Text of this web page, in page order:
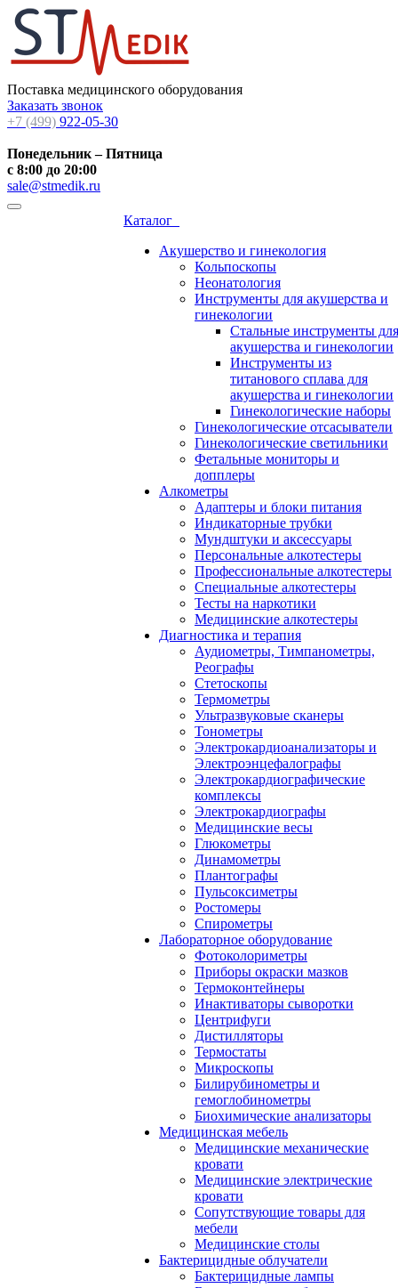
Поставка медицинского оборудования
Заказать звонок
+7 (499) 922-05-30
Понедельник – Пятница
с 8:00 до 20:00
sale@stmedik.ru
Каталог
Акушерство и гинекология
Кольпоскопы
Неонатология
Инструменты для акушерства и
гинекологии
Стальные инструменты для
акушерства и гинекологии
Инструменты из
титанового сплава для
акушерства и гинекологии
Гинекологические наборы
Гинекологические отсасыватели
Гинекологические светильники
Фетальные мониторы и
допплеры
Алкометры
Адаптеры и блоки питания
Индикаторные трубки
Мундштуки и аксессуары
Персональные алкотестеры
Профессиональные алкотестеры
Специальные алкотестеры
Тесты на наркотики
Медицинские алкотестеры
Диагностика и терапия
Аудиометры, Тимпанометры,
Реографы
Стетоскопы
Термометры
Ультразвуковые сканеры
Тонометры
Электрокардиоанализаторы и
Электроэнцефалографы
Электрокардиографические
комплексы
Электрокардиографы
Медицинские весы
Глюкометры
Динамометры
Плантографы
Пульсоксиметры
Ростомеры
Спирометры
Лабораторное оборудование
Фотоколориметры
Приборы окраски мазков
Термоконтейнеры
Инактиваторы сыворотки
Центрифуги
Дистилляторы
Термостаты
Микроскопы
Билирубинометры и
гемоглобинометры
Биохимические анализаторы
Медицинская мебель
Медицинские механические
кровати
Медицинские электрические
кровати
Сопутствующие товары для
мебели
Медицинские столы
Бактерицидные облучатели
Бактерицидные лампы